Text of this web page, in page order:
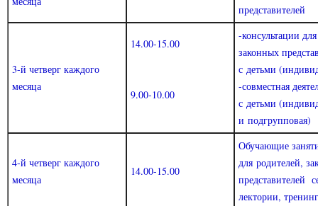
представителей
3-й четверг каждого
месяца
14.00-15.00
9.00-10.00
-консультации
законных
с детьми
-совместная
с детьми
и подгрупповая)
4-й четверг каждого
месяца
14.00-15.00
Обучающие
для родителей,
представителей
лектории,